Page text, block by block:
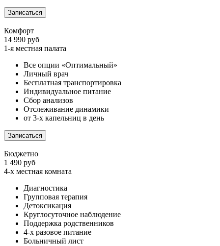
Записаться
Комфорт
14 990 руб
1-я местная палата
Все опции «Оптимальный»
Личный врач
Бесплатная транспортировка
Индивидуальное питание
Сбор анализов
Отслеживание динамики
от 3-х капельниц в день
Записаться
Бюджетно
1 490 руб
4-х местная комната
Диагностика
Групповая терапия
Детоксикация
Круглосуточное наблюдение
Поддержка родственников
4-х разовое питание
Больничный лист